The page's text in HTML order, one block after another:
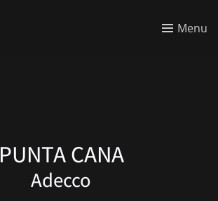
Menu
PUNTA CANA
Adecco